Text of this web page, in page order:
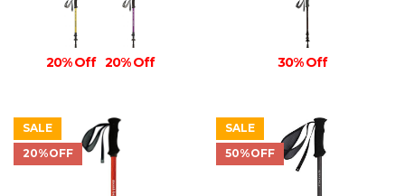
20% Off 20% Off 30% Off
SALE
20%OFF
SALE
50%OFF